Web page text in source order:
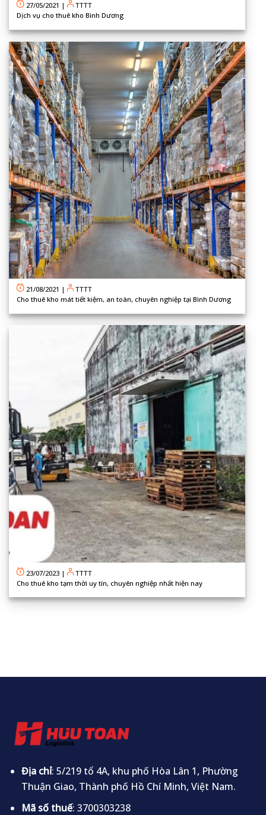
27/05/2021 |
TTTT
Dịch vụ cho thuê kho Bình Dương
21/08/2021 |
TTTT
Cho thuê kho mát tiết kiệm, an toàn, chuyên nghiệp tại Bình Dương
23/07/2023 |
TTTT
Cho thuê kho tạm thời uy tín, chuyên nghiệp nhất hiện nay
Địa chỉ: 5/219 tổ 4A, khu phố Hòa Lân 1, Phường
Thuận Giao, Thành phố Hồ Chí Minh, Việt Nam.
Mã số thuế: 3700303238